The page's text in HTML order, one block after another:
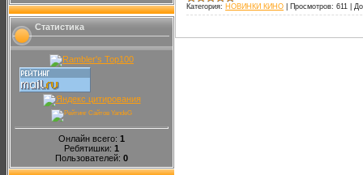
Статистика
Онлайн всего: 1
Ребятишки: 1
Пользователей: 0
Категория: НОВИНКИ КИНО Просмотров: 611